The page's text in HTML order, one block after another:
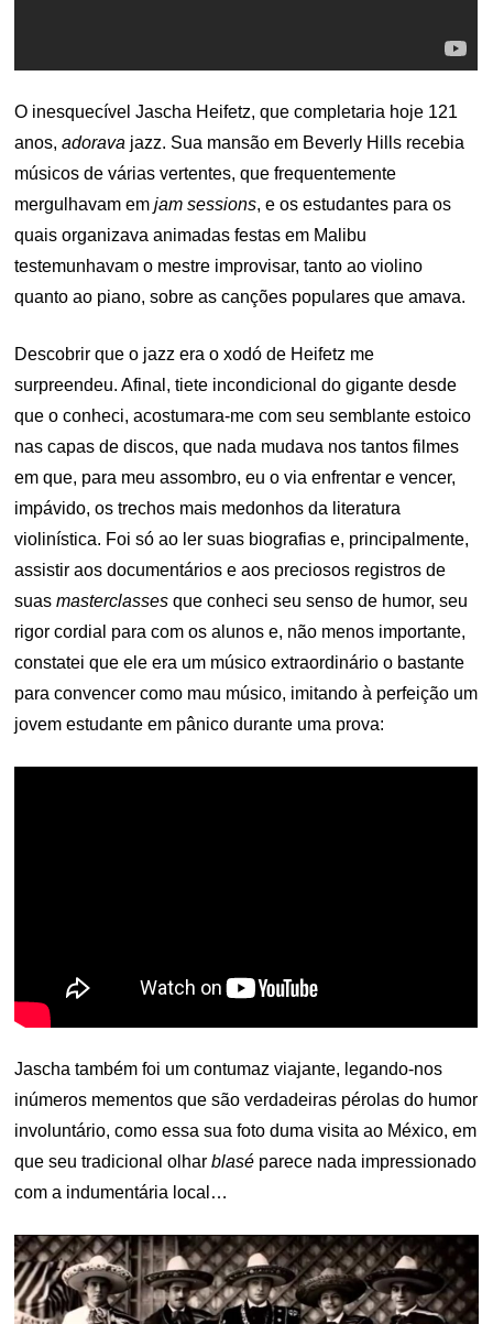
O inesquecível Jascha Heifetz, que completaria hoje 121
anos,adorava jazz. Sua mansão em Beverly Hills recebia
músicos de várias vertentes, que frequentemente
mergulhavam emjam sessions, e os estudantes para os
quais organizava animadas festas em Malibu
testemunhavam o mestre improvisar, tanto ao violino
quanto ao piano, sobre as canções populares que amava.
Descobrir que o jazz era o xodó de Heifetz me
surpreendeu. Afinal, tiete incondicional do gigante desde
que o conheci, acostumara-me com seu semblante estoico
nas capas de discos, que nada mudava nos tantos filmes
em que, para meu assombro, eu o via enfrentar e vencer,
impávido, os trechos mais medonhos da literatura
violinística. Foi só ao ler suas biografias e, principalmente,
assistir aos documentários e aos preciosos registros de
suasmasterclasses que conheci seu senso de humor, seu
rigor cordial para com os alunos e, não menos importante,
constatei que ele era um músico extraordinário o bastante
para convencer como mau músico, imitando à perfeição um
jovem estudante em pânico durante uma prova:
Jascha também foi um contumaz viajante, legando-nos
inúmeros mementos que são verdadeiras pérolas do humor
involuntário, como essa sua foto duma visita ao México, em
que seu tradicional olharblasé parece nada impressionado
com a indumentária local…